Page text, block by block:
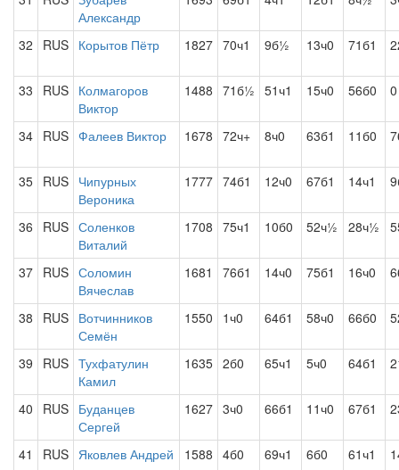
Александр
32 RUS Корытов Пётр 1827 70ч1 9б½ 13ч0 71б1
33 RUS Колмагоров
Виктор
1488 71б½ 51ч1 15ч0 56б0 0
34 RUS Фалеев Виктор 1678 72ч+ 8ч0 63б1 11б0
35 RUS Чипурных
Вероника
1777 74б1 12ч0 67б1 14ч1
36 RUS Соленков
Виталий
1708 75ч1 10б0 52ч½ 28ч½
37 RUS Соломин
Вячеслав
1681 76б1 14ч0 75б1 16ч0
38 RUS Вотчинников
Семён
1550 1ч0 64б1 58ч0 66б0
39 RUS Тухфатулин
Камил
1635 2б0 65ч1 5ч0 64б1
40 RUS Буданцев
Сергей
1627 3ч0 66б1 11ч0 67б1
41 RUS Яковлев Андрей 1588 4б0 69ч1 6б0 61ч1